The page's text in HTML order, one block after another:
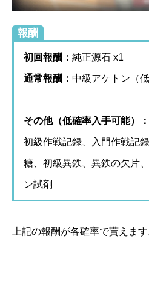
報酬
初回報酬： 純正源石 x1
通常報酬： 中級アケトン（低
その他（低確率入手可能）：
初級作戦記録、入門作戦記
糖、初級異鉄、異鉄の欠片
ン試剤
上記の報酬が各確率で貰えます